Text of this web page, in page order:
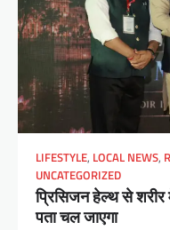
LIFESTYLE, LOCAL NEWS,
UNCATEGORIZED
प्रिसिजन हेल्थ से शरीर
पता चल जाएगा